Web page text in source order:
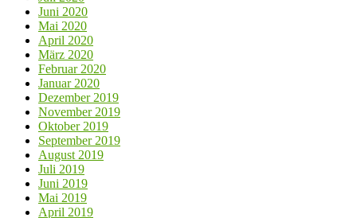
Juni 2020
Mai 2020
April 2020
März 2020
Februar 2020
Januar 2020
Dezember 2019
November 2019
Oktober 2019
September 2019
August 2019
Juli 2019
Juni 2019
Mai 2019
April 2019